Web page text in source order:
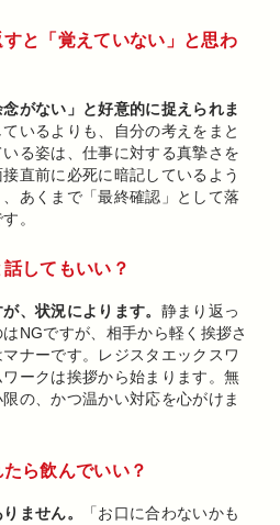
と「覚えていない」と思わ
がない」と好意的に捉えられま
いるよりも、自分の考えをまと
る姿は、仕事に対する真摯さを
直前に必死に暗記しているよう
あくまで「最終確認」として落
。
してもいい？
、状況によります。 静まり返っ
NGですが、相手から軽く挨拶さ
ナーです。レジスタエックスワ
ークは挨拶から始まります。無
の、かつ温かい対応を心がけま
ら飲んでいい？
ません。
「お口に合わないかも